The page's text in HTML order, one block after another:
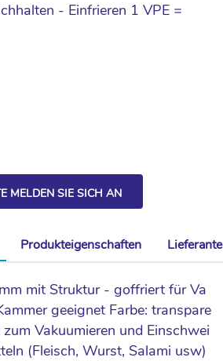
- Einfrieren 1 VPE =
MELDEN SIE SICH AN
Produkteigenschaften
mit Struktur - goffriert für Va
geeignet Farbe: transpare
Vakuumieren und Einschwei
(Fleisch, Wurst, Salami usw)